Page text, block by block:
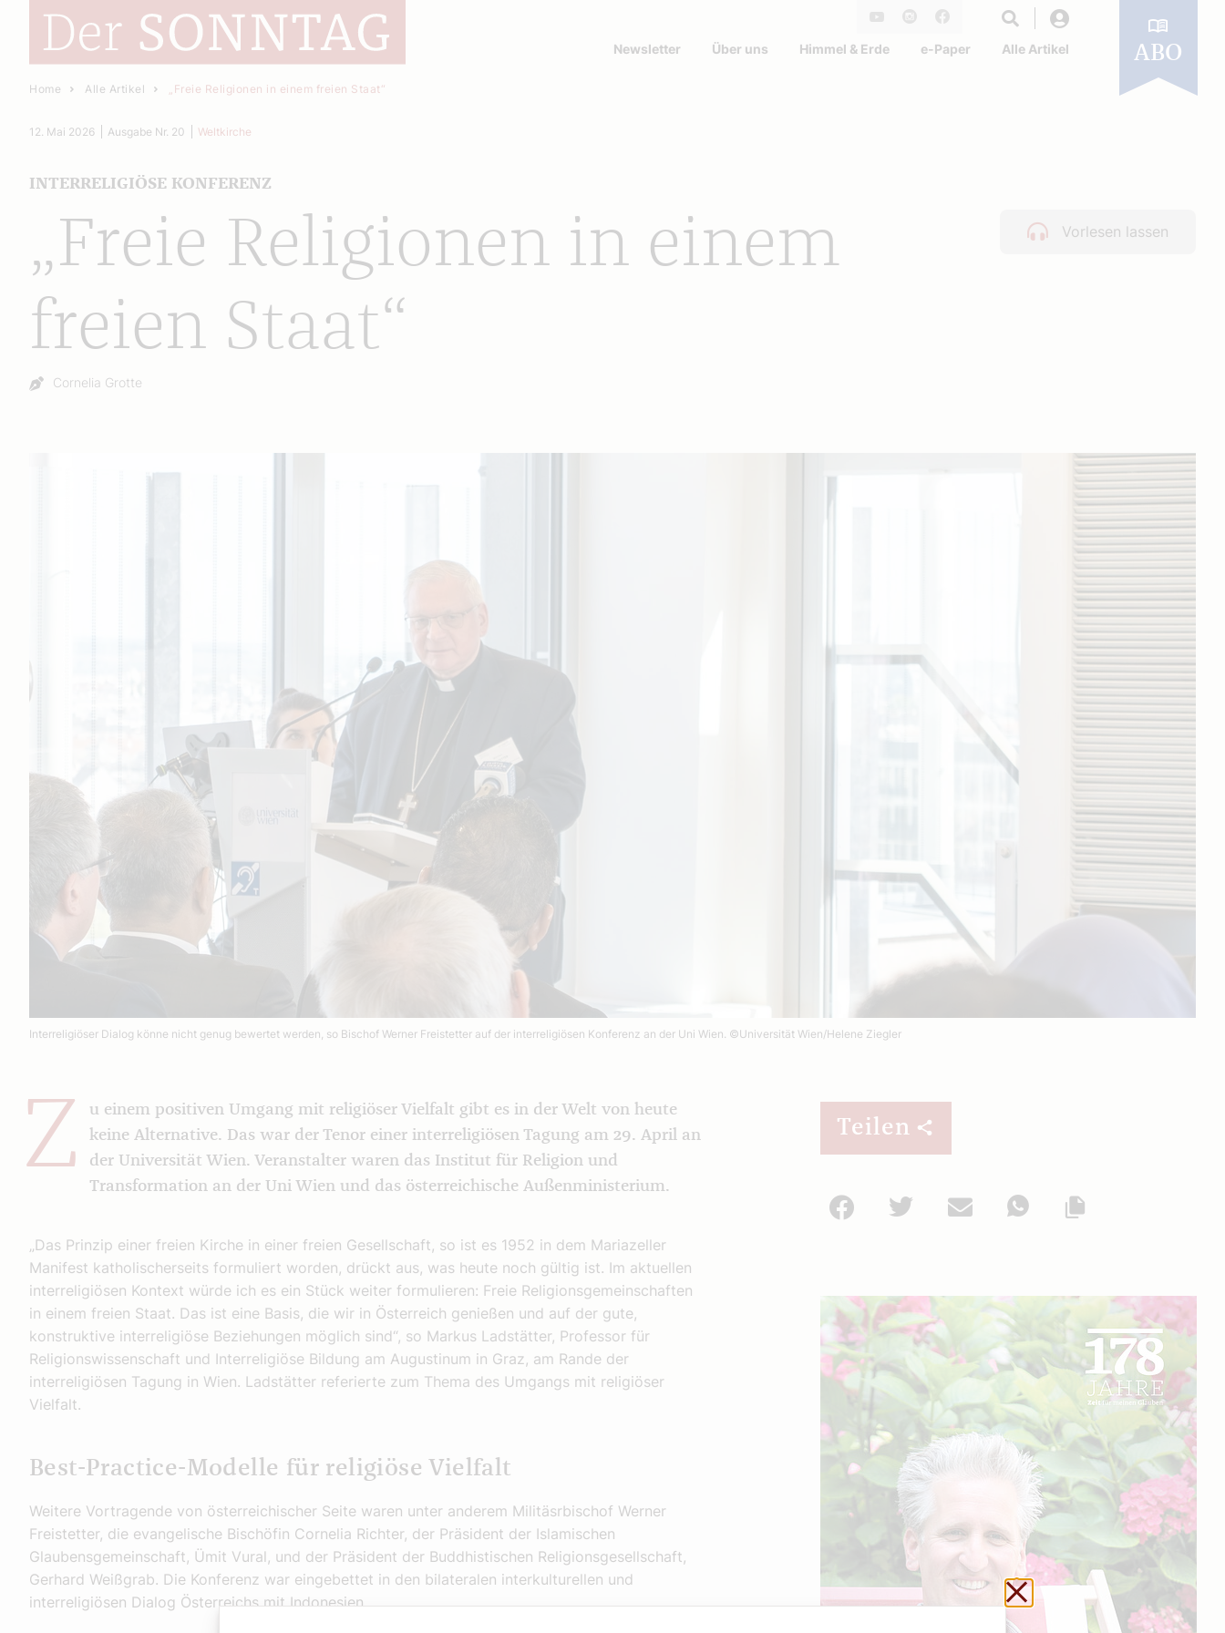
Facebook
Newsletter Über uns Himmel & Erde e-Paper Alle Artikel ABO
Home Alle Artikel „Freie Religionen in einem freien Staat“
Vorlesen lassen
„Freie Religionen in einem
freien Staat“
INTERRELIGIÖSE KONFERENZ
12. Mai 2026 Ausgabe Nr. 20 Weltkirche
Autor:
Cornelia Grotte
Interreligiöser Dialog könne nicht genug bewertet werden, so Bischof Werner Freistetter auf der interreligiösen Konferenz an der Uni Wien. ©Universität Wien/Helene Ziegler
Z
u einem positiven Umgang mit religiöser Vielfalt gibt es in der Welt von heute
keine Alternative. Das war der Tenor einer interreligiösen Tagung am 29. April an
der Universität Wien. Veranstalter waren das Institut für Religion und
Transformation an der Uni Wien und das österreichische Außenministerium.
„Das Prinzip einer freien Kirche in einer freien Gesellschaft, so ist es 1952 in dem Mariazeller
Manifest katholischerseits formuliert worden, drückt aus, was heute noch gültig ist. Im aktuellen
interreligiösen Kontext würde ich es ein Stück weiter formulieren: Freie Religionsgemeinschaften
in einem freien Staat. Das ist eine Basis, die wir in Österreich genießen und auf der gute,
konstruktive interreligiöse Beziehungen möglich sind“, so Markus Ladstätter, Professor für
Religionswissenschaft und Interreligiöse Bildung am Augustinum in Graz, am Rande der
interreligiösen Tagung in Wien. Ladstätter referierte zum Thema des Umgangs mit religiöser
Vielfalt.
Best-Practice-Modelle für religiöse Vielfalt
Weitere Vortragende von österreichischer Seite waren unter anderem Militäsrbischof Werner
Freistetter, die evangelische Bischöfin Cornelia Richter, der Präsident der Islamischen
Glaubensgemeinschaft, Ümit Vural, und der Präsident der Buddhistischen Religionsgesellschaft,
Gerhard Weißgrab. Die Konferenz war eingebettet in den bilateralen interkulturellen und
interreligiösen Dialog Österreichs mit Indonesien.
Teilen
Facebook
Twitter Mail
WhatsApp
Schließen ohne zu